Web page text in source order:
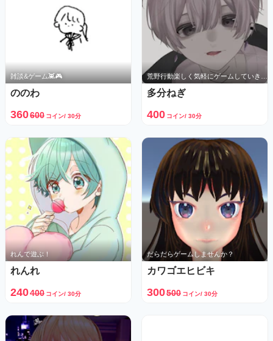
雑談&ゲーム👾🎮
ののわ
360600 コイン/ 30分
多分ねぎ
400 コイン/ 30分
れんで遊ぶ！
れんれ
240400 コイン/ 30分
だらだらゲームしませんか？
カワゴエヒビキ
300500 コイン/ 30分